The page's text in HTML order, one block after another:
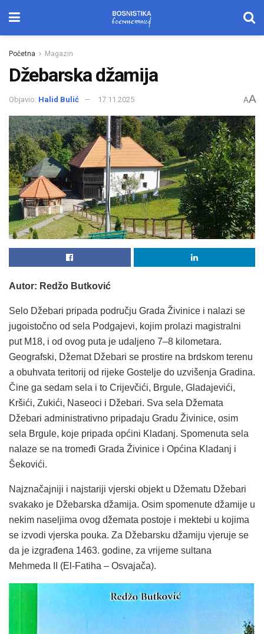
Početna Magazin
Džebarska džamija
Objavio: Halid Bulić 17.11.2025 AA
Autor: Redžo Butković
Selo Džebari pripada području Grada Živinice i nalazi se
jugoistočno od sela Podgajevi, kojim prolazi magistralni
put M18, i od ovog puta je udaljeno 7–8 kilometara.
Geografski, Džemat Džebari se prostire na brdskom terenu
a obuhvata teritorij od rijeke Gostelje do uzvišenja Gradina.
Čine ga sedam sela i to Crijevčići, Brgule, Gladajevići,
Kršići, Zukići, Naseoci i Džebari. Sva sela Džemata
Džebari administrativno pripadaju Gradu Živinice, osim
sela Brgule, koje pripada općini Kladanj. Spomenuta sela
nalaze se na tromeđi Grada Živinice i Općina Kladanj i
Šekovići.
Najznačajniji i najstariji vjerski objekt u Džematu Džebari
svakako je Džebarska džamija. Osim spomenute džamije u
nekim naseljima ovog džemata postoje i mektebi u kojima
se izvodi vjerska pouka. Za Džebarsku džamiju vjeruje se
da je izgrađena 1463. godine, za vrijeme sultana
Mehmeda II (El-Fatiha – Osvajača).